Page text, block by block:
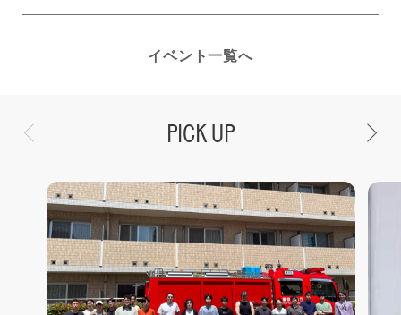
イベント一覧へ
PICK UP